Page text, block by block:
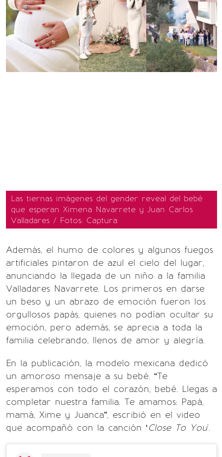
Las tiernas imágenes del gender reveal del bebé
que esperan Ximena Navarrete y Juan Carlos
Valladares / Fotos: Captura
Además, el humo de colores y algunos fuegos
artificiales pintaron de azul el cielo del lugar,
anunciando la llegada de un niño a la familia
Valladares Navarrete. Los primeros en darse
un beso y un abrazo de emoción fueron los
orgullosos papás, quienes no podían ocultar su
emoción, pero además, se aprecia a toda la
familia celebrando, llenos de amor y alegría.
En la publicación, la modelo mexicana dedicó
un amoroso mensaje a su bebé. “Te
esperamos con todo el corazón, bebé. Llegas a
completar nuestra familia. Te amamos: Papá,
mamá, Xime y Juanca”, escribió en el video
que acompañó con la canción ‘Close To You'.